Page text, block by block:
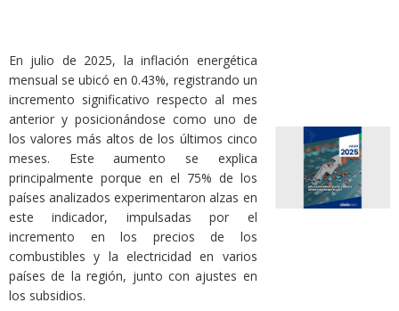
En julio de 2025, la inflación energética
mensual se ubicó en 0.43%, registrando un
incremento significativo respecto al mes
anterior y posicionándose como uno de
los valores más altos de los últimos cinco
meses. Este aumento se explica
principalmente porque en el 75% de los
países analizados experimentaron alzas en
este indicador, impulsadas por el
incremento en los precios de los
combustibles y la electricidad en varios
países de la región, junto con ajustes en
los subsidios.